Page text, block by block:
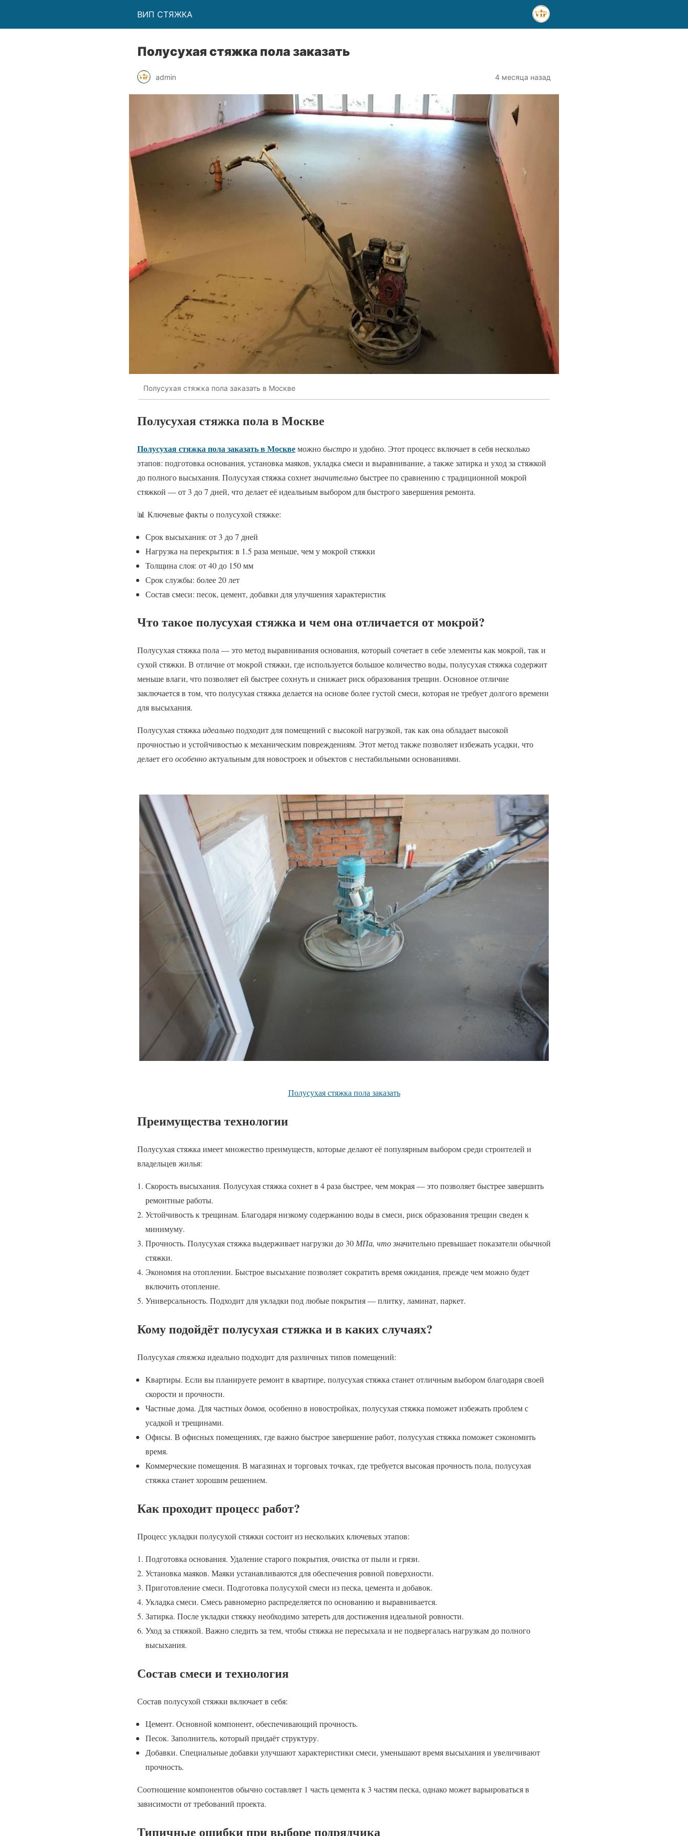
ВИП СТЯЖКА
Полусухая стяжка пола заказать
admin 4 месяца назад
Полусухая стяжка пола заказать в Москве
Полусухая стяжка пола в Москве
Полусухая стяжка пола заказать в Москвеможнобыстрои удобно. Этот процесс включает в себя несколько
этапов: подготовка основания, установка маяков, укладка смеси и выравнивание, а также затирка и уход за стяжкой
до полного высыхания. Полусухая стяжка сохнетзначительнобыстрее по сравнению с традиционной мокрой
стяжкой — от 3 до 7 дней, что делает её идеальным выбором для быстрого завершения ремонта.
📊 Ключевые факты о полусухой стяжке:
Срок высыхания: от 3 до 7 дней
Нагрузка на перекрытия: в 1.5 раза меньше, чем у мокрой стяжки
Толщина слоя: от 40 до 150 мм
Срок службы: более 20 лет
Состав смеси: песок, цемент, добавки для улучшения характеристик
Что такое полусухая стяжка и чем она отличается от мокрой?
Полусухая стяжка пола — это метод выравнивания основания, который сочетает в себе элементы как мокрой, так и
сухой стяжки. В отличие от мокрой стяжки, где используется большое количество воды, полусухая стяжка содержит
меньше влаги, что позволяет ей быстрее сохнуть и снижает риск образования трещин. Основное отличие
заключается в том, что полусухая стяжка делается на основе более густой смеси, которая не требует долгого времени
для высыхания.
Полусухая стяжкаидеальноподходит для помещений с высокой нагрузкой, так как она обладает высокой
прочностью и устойчивостью к механическим повреждениям. Этот метод также позволяет избежать усадки, что
делает егоособенноактуальным для новостроек и объектов с нестабильными основаниями.
Полусухая стяжка пола заказать
Преимущества технологии
Полусухая стяжка имеет множество преимуществ, которые делают её популярным выбором среди строителей и
владельцев жилья:
Скорость высыхания. Полусухая стяжка сохнет в 4 раза быстрее, чем мокрая — это позволяет быстрее завершить
ремонтные работы.
Устойчивость к трещинам. Благодаря низкому содержанию воды в смеси, риск образования трещин сведен к
минимуму.
Прочность. Полусухая стяжка выдерживает нагрузки до 30 МПа, что значительно превышает показатели обычной
стяжки.
Экономия на отоплении. Быстрое высыхание позволяет сократить время ожидания, прежде чем можно будет
включить отопление.
Универсальность. Подходит для укладки под любые покрытия — плитку, ламинат, паркет.
Кому подойдёт полусухая стяжка и в каких случаях?
Полусухая стяжкаидеально подходит для различных типов помещений:
Квартиры. Если вы планируете ремонт в квартире, полусухая стяжка станет отличным выбором благодаря своей
скорости и прочности.
Частные дома. Для частных домов, особенно в новостройках, полусухая стяжка поможет избежать проблем с
усадкой и трещинами.
Офисы. В офисных помещениях, где важно быстрое завершение работ, полусухая стяжка поможет сэкономить
время.
Коммерческие помещения. В магазинах и торговых точках, где требуется высокая прочность пола, полусухая
стяжка станет хорошим решением.
Как проходит процесс работ?
Процесс укладки полусухой стяжки состоит из нескольких ключевых этапов:
Подготовка основания. Удаление старого покрытия, очистка от пыли и грязи.
Установка маяков. Маяки устанавливаются для обеспечения ровной поверхности.
Приготовление смеси. Подготовка полусухой смеси из песка, цемента и добавок.
Укладка смеси. Смесь равномерно распределяется по основанию и выравнивается.
Затирка. После укладки стяжку необходимо затереть для достижения идеальной ровности.
Уход за стяжкой. Важно следить за тем, чтобы стяжка не пересыхала и не подвергалась нагрузкам до полного
высыхания.
Состав смеси и технология
Состав полусухой стяжки включает в себя:
Цемент. Основной компонент, обеспечивающий прочность.
Песок. Заполнитель, который придаёт структуру.
Добавки. Специальные добавки улучшают характеристики смеси, уменьшают время высыхания и увеличивают
прочность.
Соотношение компонентов обычно составляет 1 часть цемента к 3 частям песка, однако может варьироваться в
зависимости от требований проекта.
Типичные ошибки при выборе подрядчика